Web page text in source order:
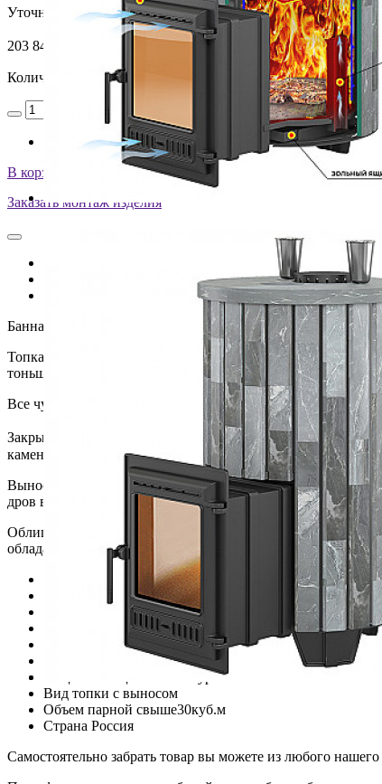
Уточняйте у менеджера
203 840
Количество
В корзину
Заказать монтаж изделия
Банная печь Эверест "Steam Master" 38 Чугун Ламель
Топка печи сделана из чугуна толщиной 8-24 мм. Диапазон
тоньше.
Все чугунные элементы соединяются по системе "паз-
Закрытая каменка печи сделана также из нержавейки (4
каменку подается через воронку сверху печи. Далее по
Выносной топливный канал позволяет топит печь из
дров в топке и любоваться огнем. Для защиты от копоти
Облицовка печи сделана в виде ламелей из экологически
обладает большой теплоемкостью, благодаря чему печь
сетка для камней
5 лет
каминная со стеклом
Для бани или сауны? для бани
380
Материал топки печи из чугуна
облицовка из натурального камня
Вид топки с выносом
Объем парной свыше30куб.м
Страна Россия
Самостоятельно забрать товар вы можете из любого